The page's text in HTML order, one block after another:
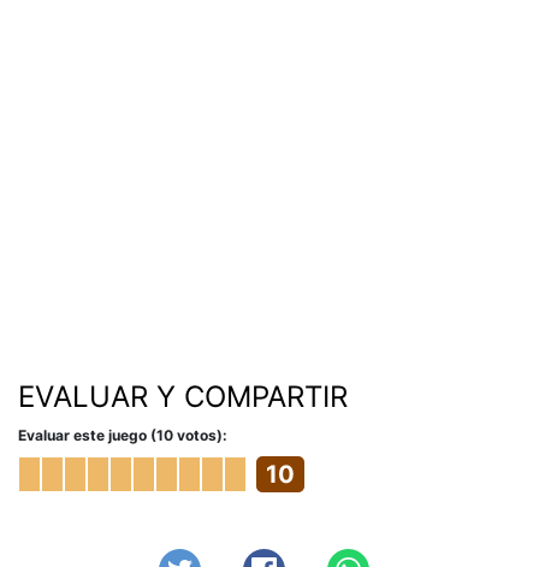
EVALUAR Y COMPARTIR
Evaluar este juego (10 votos):
10